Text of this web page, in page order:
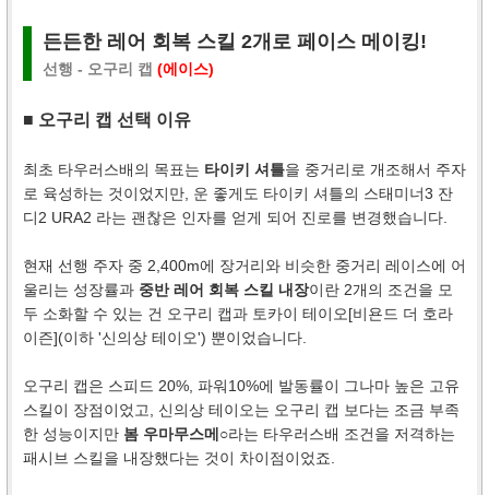
든든한 레어 회복 스킬 2개로 페이스 메이킹!
선행 - 오구리 캡 (에이스)
■ 오구리 캡 선택 이유
최초 타우러스배의 목표는 타이키 셔틀을 중거리로 개조해서 주자
로 육성하는 것이었지만, 운 좋게도 타이키 셔틀의 스태미너3 잔
디2 URA2 라는 괜찮은 인자를 얻게 되어 진로를 변경했습니다.
현재 선행 주자 중 2,400m에 장거리와 비슷한 중거리 레이스에 어
울리는 성장률과 중반 레어 회복 스킬 내장이란 2개의 조건을 모
두 소화할 수 있는 건 오구리 캡과 토카이 테이오[비욘드 더 호라
이즌](이하 '신의상 테이오') 뿐이었습니다.
오구리 캡은 스피드 20%, 파워10%에 발동률이 그나마 높은 고유
스킬이 장점이었고, 신의상 테이오는 오구리 캡 보다는 조금 부족
한 성능이지만 봄 우마무스메○라는 타우러스배 조건을 저격하는
패시브 스킬을 내장했다는 것이 차이점이었죠.